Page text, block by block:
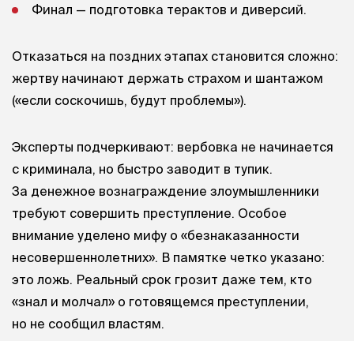
Финал — подготовка терактов и диверсий.
Отказаться на поздних этапах становится сложно:
жертву начинают держать страхом и шантажом
(«если соскочишь, будут проблемы»).
Эксперты подчеркивают: вербовка не начинается
с криминала, но быстро заводит в тупик.
За денежное вознаграждение злоумышленники
требуют совершить преступление. Особое
внимание уделено мифу о «безнаказанности
несовершеннолетних». В памятке четко указано:
это ложь. Реальный срок грозит даже тем, кто
«знал и молчал» о готовящемся преступлении,
но не сообщил властям.